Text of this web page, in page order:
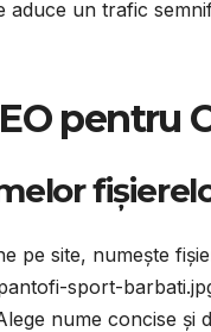
aduce un trafic
pentru
pe site, numește
sport-
nume concise